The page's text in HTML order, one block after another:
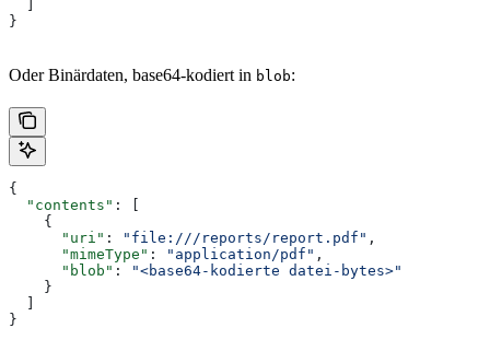
}
Oder Binärdaten, base64-kodiert in blob:
{
  "contents"
: [
    {
      "uri"
: "file:///reports/report.pdf" ,
      "mimeType"
: "application/pdf" ,
      "blob"
:
"<base64-kodierte datei-bytes>"
    }
}